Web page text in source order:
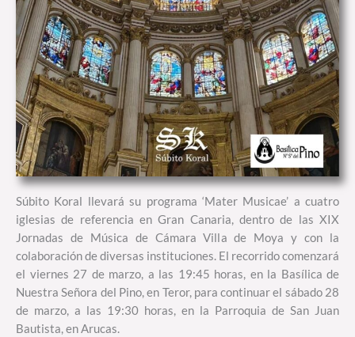
Súbito Koral llevará su programa ‘Mater Musicae’ a cuatro
iglesias de referencia en Gran Canaria, dentro de las XIX
Jornadas de Música de Cámara Villa de Moya y con la
colaboración de diversas instituciones. El recorrido comenzará
el viernes 27 de marzo, a las 19:45 horas, en la Basílica de
Nuestra Señora del Pino, en Teror, para continuar el sábado 28
de marzo, a las 19:30 horas, en la Parroquia de San Juan
Bautista, en Arucas.